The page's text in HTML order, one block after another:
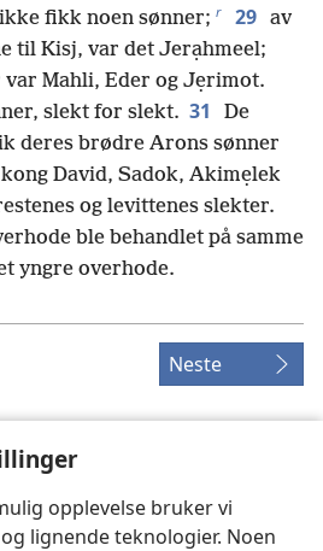
opplevelse bruker vi
lignende teknologier. Noen
fikk noen sønner; r 29 av
til Kisj, var det Jerạhmeel;
var Mahli, Eder og Jẹrimot.
slekt for slekt. 31
De
deres brødre Arons sønner
David, Sadok, Akimẹlek
og levittenes slekter.
ble behandlet på samme
yngre overhode.
Neste
Bible and Tract Society of